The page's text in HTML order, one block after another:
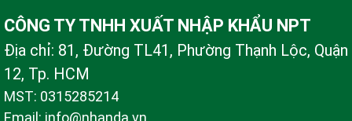
CÔNG TY TNHH XUẤT NHẬP KHẨU NPT
Địa chỉ: 81, Đường TL41, Phường Thạnh Lộc, Quận
12, Tp. HCM
MST: 0315285214
Email: info@nhanda.vn